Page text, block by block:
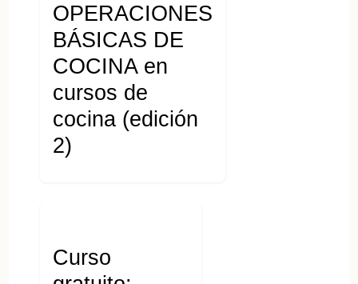
OPERACIONES
BÁSICAS DE
COCINA en
cursos de
cocina (edición
2)
Curso